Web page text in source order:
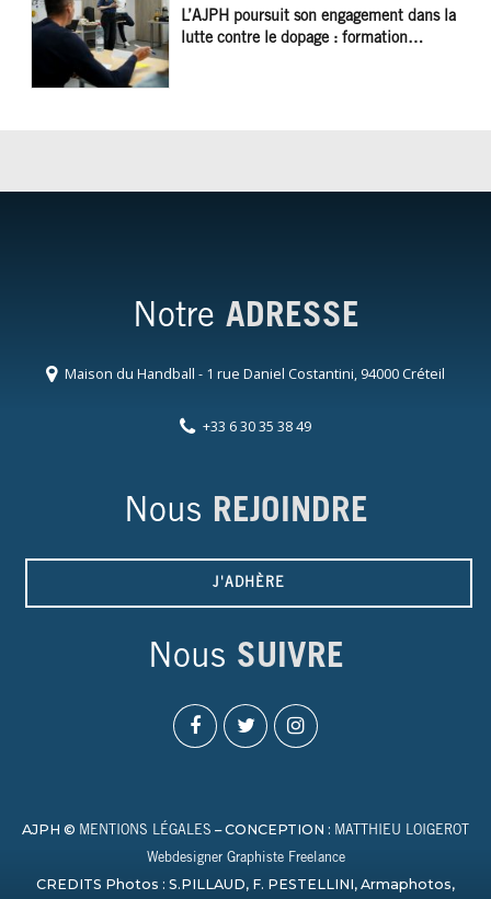
L’AJPH poursuit son engagement dans la
lutte contre le dopage : formation
Notre ADRESSE
Maison du Handball - 1 rue Daniel Costantini, 94000 Créteil
+33 6 30 35 38 49
Nous REJOINDRE
J'ADHÈRE
Nous SUIVRE
AJPH © MENTIONS LÉGALES – CONCEPTION : MATTHIEU LOIGEROT
Webdesigner Graphiste Freelance
CREDITS Photos : S.PILLAUD, F. PESTELLINI, Armaphotos,